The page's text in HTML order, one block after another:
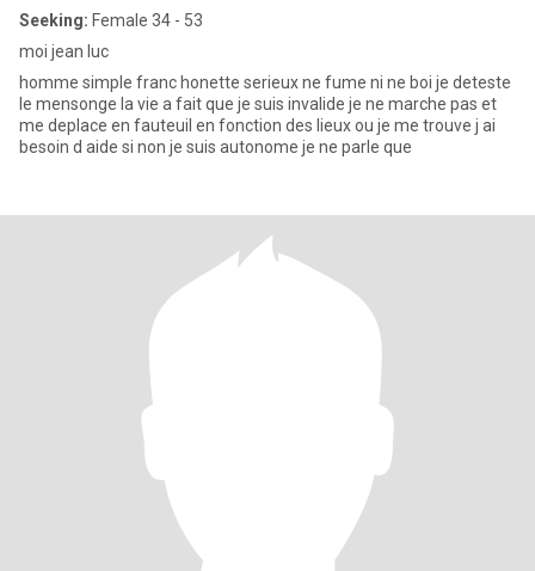
Seeking: Female 34 - 53
moi jean luc
homme simple franc honette serieux ne fume ni ne boi je deteste
le mensonge la vie a fait que je suis invalide je ne marche pas et
me deplace en fauteuil en fonction des lieux ou je me trouve j ai
besoin d aide si non je suis autonome je ne parle que